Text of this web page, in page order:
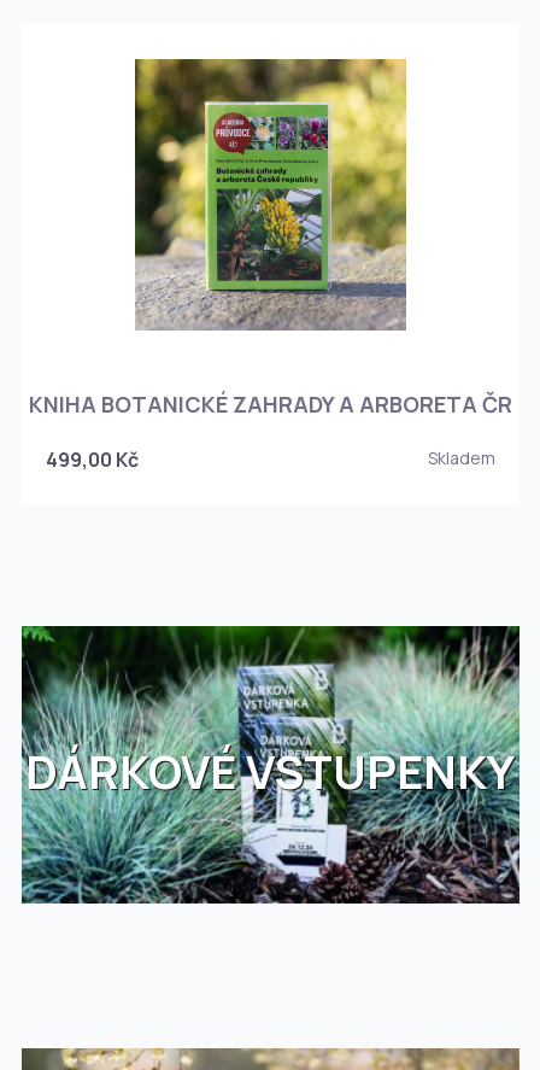
KNIHA BOTANICKÉ ZAHRADY A ARBORETA ČR
499,00 Kč Skladem
DÁRKOVÉ VSTUPENKY